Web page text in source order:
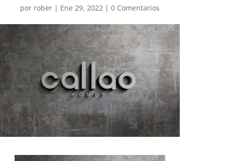
por rober | Ene 29, 2022 |0 Comentarios